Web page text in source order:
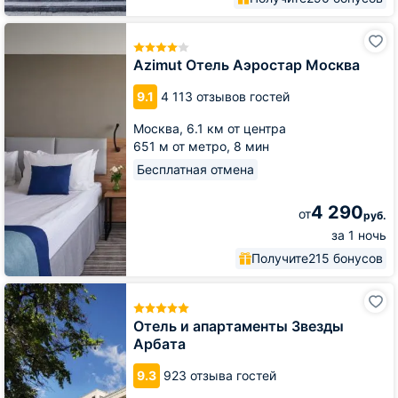
Azimut Отель Аэростар Москва
9.1 4 113 отзывов гостей
Москва, 6.1 км от центра
651 м от метро, 8 мин
Бесплатная отмена
от4 290руб.
за 1 ночь
Получите215 бонусов
Azimut
Отель и апартаменты Звезды
Арбата
9.3 923 отзыва гостей
Отель
и
апартаменты
Звезды
Арбата